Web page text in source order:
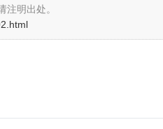
注明出处。